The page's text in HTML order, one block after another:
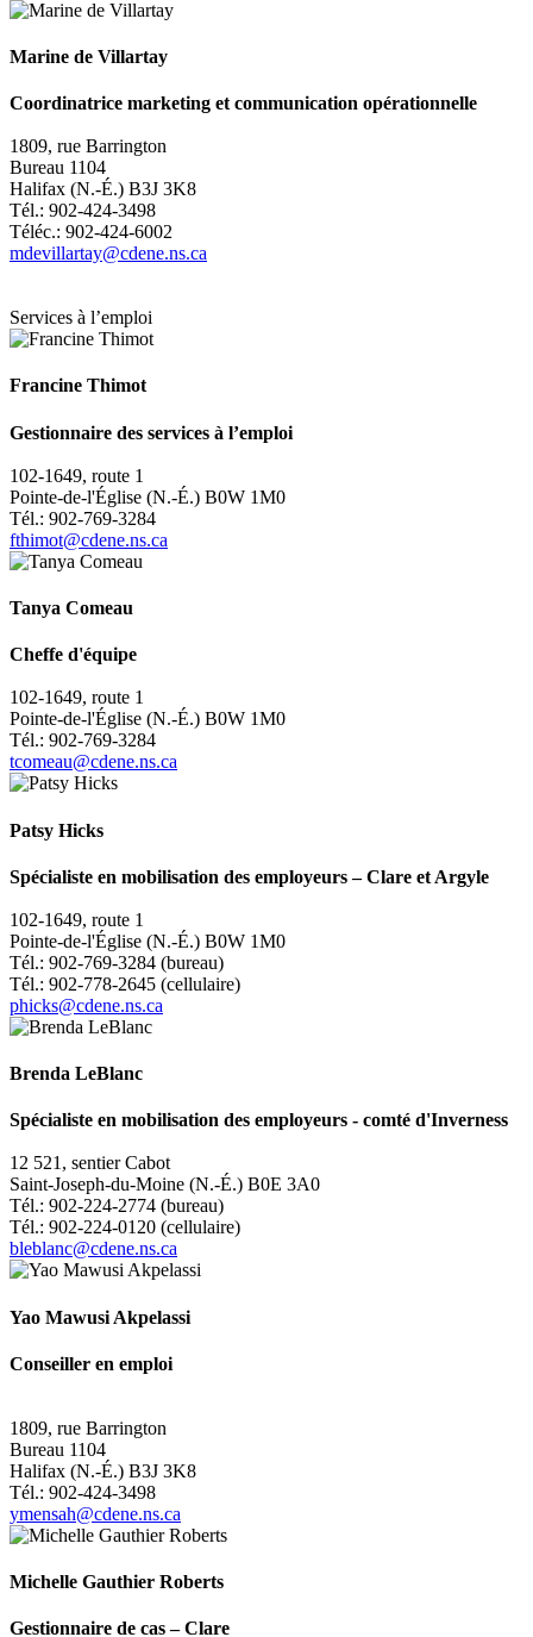
Marine de Villartay
Coordinatrice marketing et communication opérationnelle
1809, rue Barrington
Bureau 1104
Halifax (N.-É.) B3J 3K8
Tél.: 902-424-3498
Téléc.: 902-424-6002
mdevillartay@cdene.ns.ca
Services à l’emploi
Francine Thimot
Gestionnaire des services à l’emploi
102-1649, route 1
Pointe-de-l'Église (N.-É.) B0W 1M0
Tél.: 902-769-3284
fthimot@cdene.ns.ca
Tanya Comeau
Cheffe d'équipe
102-1649, route 1
Pointe-de-l'Église (N.-É.) B0W 1M0
Tél.: 902-769-3284
tcomeau@cdene.ns.ca
Patsy Hicks
Spécialiste en mobilisation des employeurs–Clare et Argyle
102-1649, route 1
Pointe-de-l'Église (N.-É.) B0W 1M0
Tél.: 902-769-3284 (bureau)
Tél.: 902-778-2645 (cellulaire)
phicks@cdene.ns.ca
Brenda LeBlanc
Spécialiste en mobilisation des employeurs - comté d'Inverness
12 521, sentier Cabot
Saint-Joseph-du-Moine (N.-É.) B0E 3A0
Tél.: 902-224-2774 (bureau)
Tél.: 902-224-0120 (cellulaire)
bleblanc@cdene.ns.ca
Yao Mawusi Akpelassi
Conseiller en emploi
1809, rue Barrington
Bureau 1104
Halifax (N.-É.) B3J 3K8
Tél.: 902-424-3498
ymensah@cdene.ns.ca
Michelle Gauthier Roberts
Gestionnaire de cas–Clare